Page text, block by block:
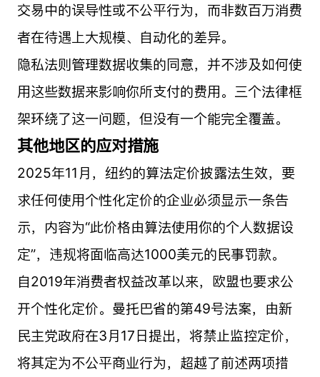
交易中的误导性或不公平行为，而非数百万消费
者在待遇上大规模、自动化的差异。
隐私法则管理数据收集的同意，并不涉及如何使
用这些数据来影响你所支付的费用。三个法律框
架环绕了这一问题，但没有一个能完全覆盖。
其他地区的应对措施
2025年11月，纽约的算法定价披露法生效，要
求任何使用个性化定价的企业必须显示一条告
示，内容为“此价格由算法使用你的个人数据设
定”，违规将面临高达1000美元的民事罚款。
自2019年消费者权益改革以来，欧盟也要求公
开个性化定价。曼托巴省的第49号法案，由新
民主党政府在3月17日提出，将禁止监控定价，
将其定为不公平商业行为，超越了前述两项措